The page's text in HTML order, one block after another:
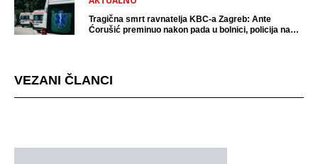
Tragična smrt ravnatelja KBC-a Zagreb: Ante
Ćorušić preminuo nakon pada u bolnici, policija na
VEZANI ČLANCI